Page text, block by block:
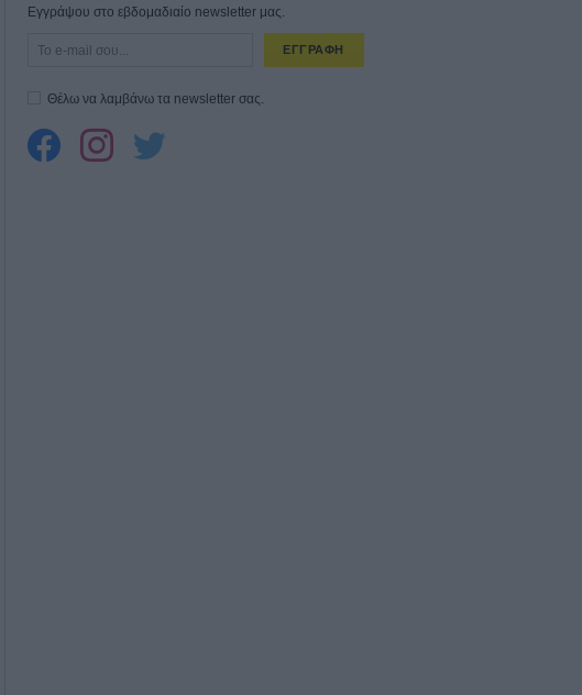
Εγγράψου στο εβδομαδιαίο newsletter μας.
ΕΓΓΡΑΦΗ
Θέλω να λαμβάνω τα newsletter σας.